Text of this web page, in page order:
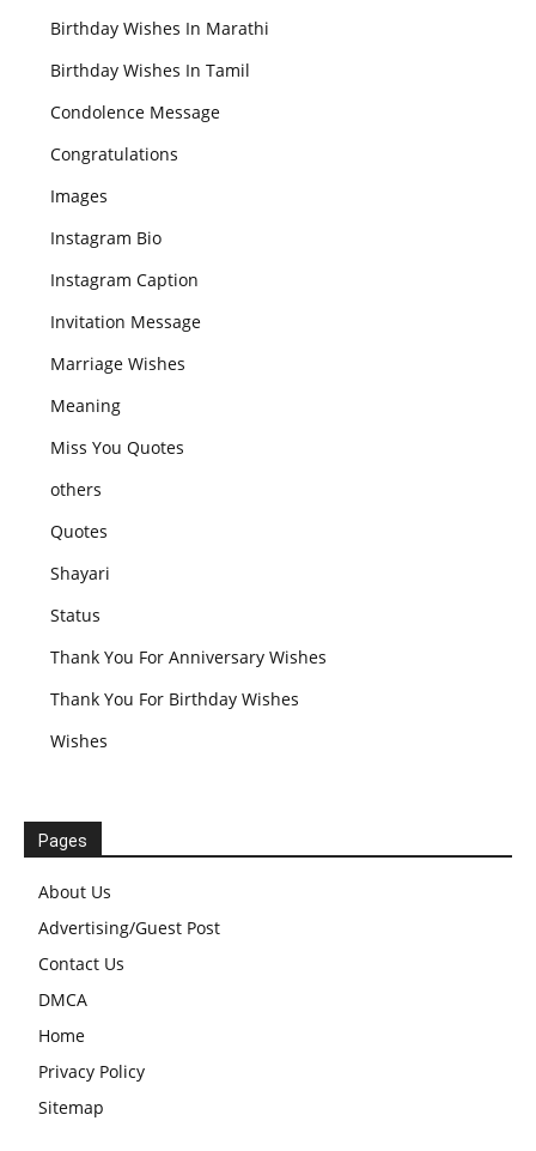
Birthday Wishes In Marathi
Birthday Wishes In Tamil
Condolence Message
Congratulations
Images
Instagram Bio
Instagram Caption
Invitation Message
Marriage Wishes
Meaning
Miss You Quotes
others
Quotes
Shayari
Status
Thank You For Anniversary Wishes
Thank You For Birthday Wishes
Wishes
Pages
About Us
Advertising/Guest Post
Contact Us
DMCA
Home
Privacy Policy
Sitemap